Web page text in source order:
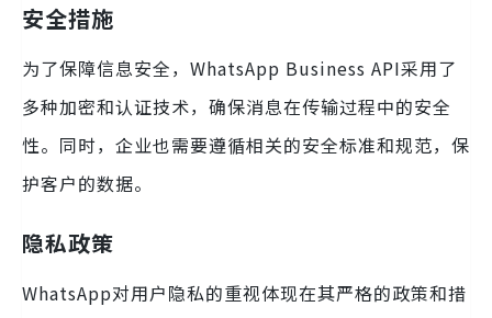
安全措施
为了保障信息安全，WhatsApp Business API采用了
多种加密和认证技术，确保消息在传输过程中的安全
性。同时，企业也需要遵循相关的安全标准和规范，保
护客户的数据。
隐私政策
WhatsApp对用户隐私的重视体现在其严格的政策和措